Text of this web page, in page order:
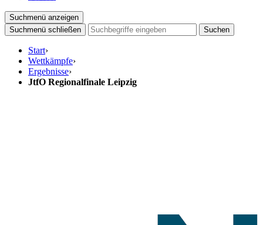
Suchmenü anzeigen
Suchmenü schließen
Suchen
Start›
Wettkämpfe›
Ergebnisse›
JtfO Regionalfinale Leipzig